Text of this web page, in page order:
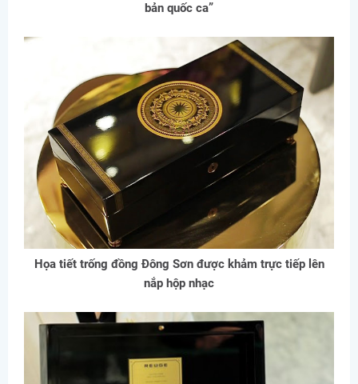
bản quốc ca”
Họa tiết trống đồng Đông Sơn được khảm trực tiếp lên
nắp hộp nhạc